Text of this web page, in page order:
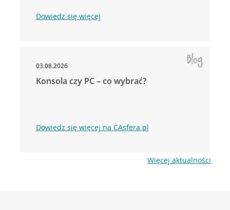
Dowiedz się więcej
03.08.2026
Konsola czy PC – co wybrać?
Dowiedz się więcej na CAsfera.pl
Więcej aktualności